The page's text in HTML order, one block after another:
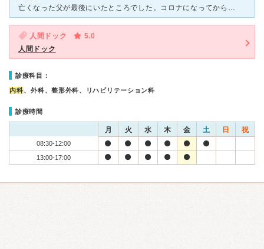
亡くなった父が最後にいたところでした。コロナになってからだんだん食欲も落ちてきて誤嚥性肺炎起こして他の病院から転院しました。 家での看取りを希望しましたが、急変してしまいました。 最後まで
人間ドック
5.0
人間ドック
診療科目：
内科、外科、整形外科、リハビリテーション科
診療時間
月 火 水 木 金 土 日 祝
08:30-12:00
13:00-17:00